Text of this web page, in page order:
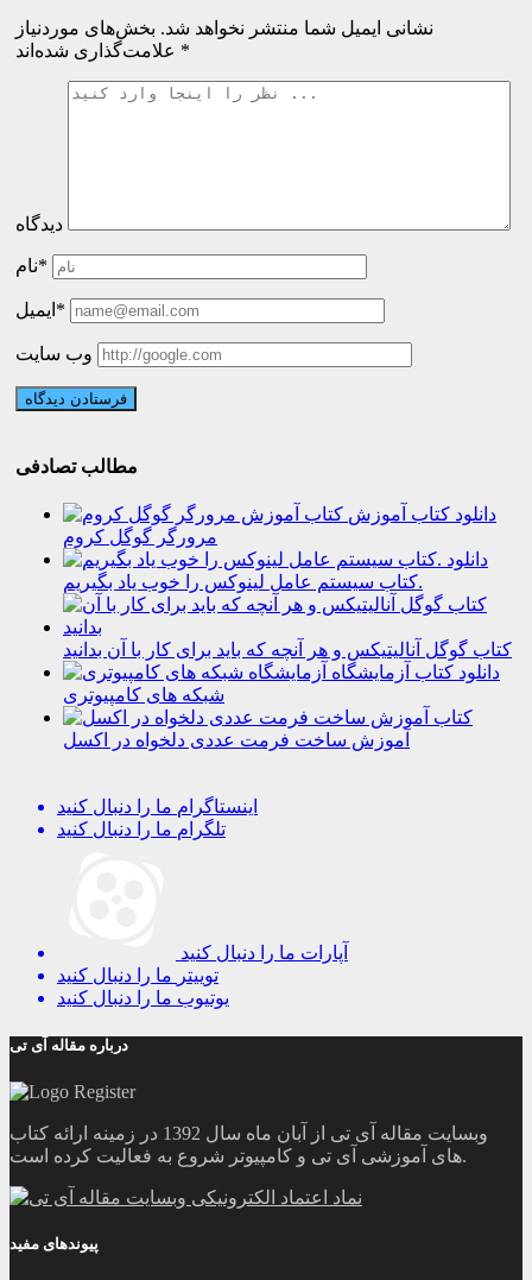
نشانی ایمیل شما منتشر نخواهد شد. بخش‌های موردنیاز
*
دیدگاه
نام*
ایمیل*
وب سایت
مطالب تصادفی
دانلود کتاب آموزش
مرورگر گوگل کروم
دانلود
کتاب سیستم عامل لینوکس را خوب یاد بگیریم.
کتاب گوگل آنالیتیکس و هر آنچه که باید برای کار با آن بدانید
دانلود کتاب آزمایشگاه
شبکه های کامپیوتری
آموزش ساخت فرمت عددی دلخواه در اکسل
اینستاگرام ما را دنبال کنید
تلگرام ما را دنبال کنید
آپارات ما را دنبال کنید
توییتر ما را دنبال کنید
یوتیوب ما را دنبال کنید
درباره مقاله آی تی
وبسایت مقاله آی تی از آبان ماه سال 1392 در زمینه ارائه کتاب
های آموزشی آی تی و کامپیوتر شروع به فعالیت کرده است.
پیوندهای مفید